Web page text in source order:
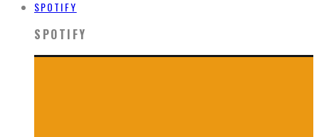
SPOTIFY
SPOTIFY